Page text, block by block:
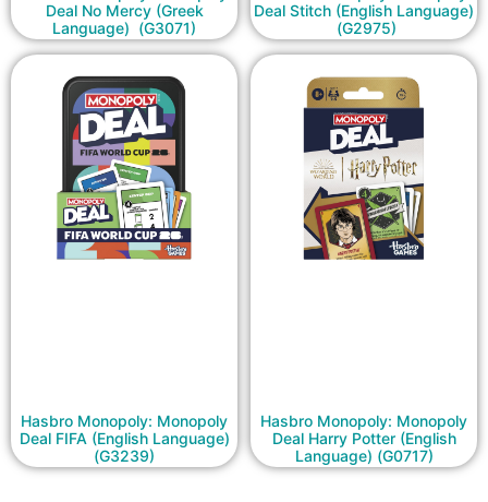
Deal No Mercy (Greek
Language) (G3071)
Deal Stitch (English Language)
(G2975)
Hasbro Monopoly: Monopoly
Deal FIFA (English Language)
(G3239)
Hasbro Monopoly: Monopoly
Deal Harry Potter (English
Language) (G0717)